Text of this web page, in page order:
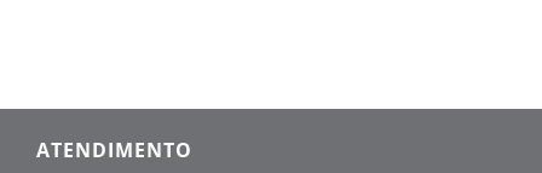
ATENDIMENTO